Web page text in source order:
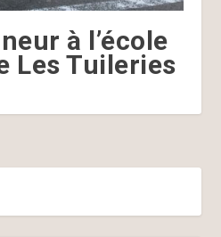
à l’école
Les Tuileries